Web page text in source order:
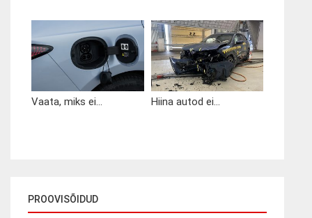
Vaata, miks ei... Hiina autod ei...
PROOVISÕIDUD